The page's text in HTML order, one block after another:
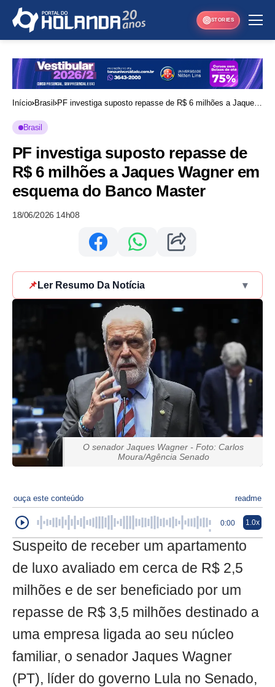
STORIES
Início Brasil
PF investiga suposto repasse de R$ 6 milhões a Jaques
Brasil
PF investiga suposto repasse de
R$ 6 milhões a Jaques Wagner em
esquema do Banco Master
18/06/2026 14h08
📌 Ler Resumo Da Notícia ▾
O senador Jaques Wagner - Foto: Carlos
Moura/Agência Senado
ouça este conteúdo readme
0:00 1.0x
Suspeito de receber um apartamento
de luxo avaliado em cerca de R$ 2,5
milhões e de ser beneficiado por um
repasse de R$ 3,5 milhões destinado a
uma empresa ligada ao seu núcleo
familiar, o senador Jaques Wagner
(PT), líder do governo Lula no Senado,